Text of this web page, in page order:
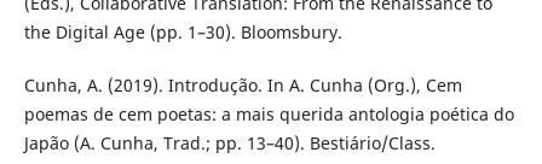
the Digital Age (pp. 1–30). Bloomsbury.
Cunha, A. (2019). Introdução. In A. Cunha (Org.), Cem
poemas de cem poetas: a mais querida antologia poética do
Japão (A. Cunha, Trad.; pp. 13–40). Bestiário/Class.